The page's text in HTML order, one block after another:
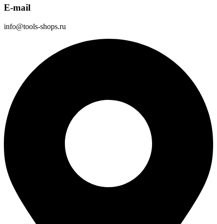
E-mail
info@tools-shops.ru